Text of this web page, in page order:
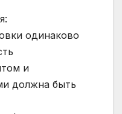
одинаково
и
должна быть